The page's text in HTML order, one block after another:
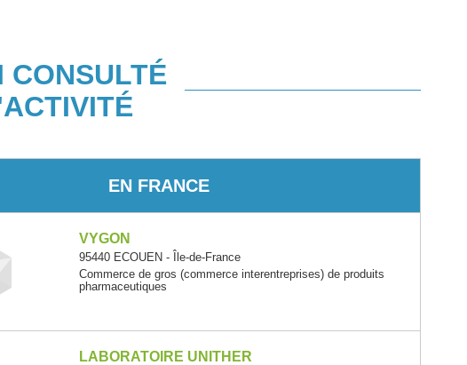
CONSULTÉ
EN FRANCE
VYGON
95440 ECOUEN - Île-de-France
Commerce de gros (commerce interentreprises) de produits
pharmaceutiques
LABORATOIRE UNITHER